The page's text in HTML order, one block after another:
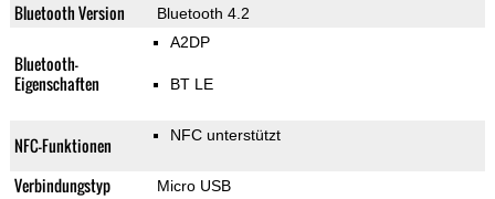
Bluetooth Version Bluetooth 4.2
Bluetooth-
Eigenschaften
A2DP
BT LE
NFC-Funktionen NFC unterstützt
Verbindungstyp Micro USB